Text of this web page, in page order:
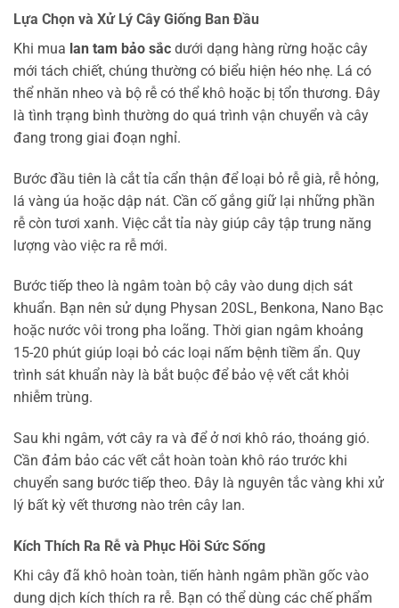
Lựa Chọn và Xử Lý Cây Giống Ban Đầu
Khi mua lan tam bảo sắc dưới dạng hàng rừng hoặc cây
mới tách chiết, chúng thường có biểu hiện héo nhẹ. Lá có
thể nhăn nheo và bộ rễ có thể khô hoặc bị tổn thương. Đây
là tình trạng bình thường do quá trình vận chuyển và cây
đang trong giai đoạn nghỉ.
Bước đầu tiên là cắt tỉa cẩn thận để loại bỏ rễ già, rễ hỏng,
lá vàng úa hoặc dập nát. Cần cố gắng giữ lại những phần
rễ còn tươi xanh. Việc cắt tỉa này giúp cây tập trung năng
lượng vào việc ra rễ mới.
Bước tiếp theo là ngâm toàn bộ cây vào dung dịch sát
khuẩn. Bạn nên sử dụng Physan 20SL, Benkona, Nano Bạc
hoặc nước vôi trong pha loãng. Thời gian ngâm khoảng
15-20 phút giúp loại bỏ các loại nấm bệnh tiềm ẩn. Quy
trình sát khuẩn này là bắt buộc để bảo vệ vết cắt khỏi
nhiễm trùng.
Sau khi ngâm, vớt cây ra và để ở nơi khô ráo, thoáng gió.
Cần đảm bảo các vết cắt hoàn toàn khô ráo trước khi
chuyển sang bước tiếp theo. Đây là nguyên tắc vàng khi xử
lý bất kỳ vết thương nào trên cây lan.
Kích Thích Ra Rễ và Phục Hồi Sức Sống
Khi cây đã khô hoàn toàn, tiến hành ngâm phần gốc vào
dung dịch kích thích ra rễ. Bạn có thể dùng các chế phẩm